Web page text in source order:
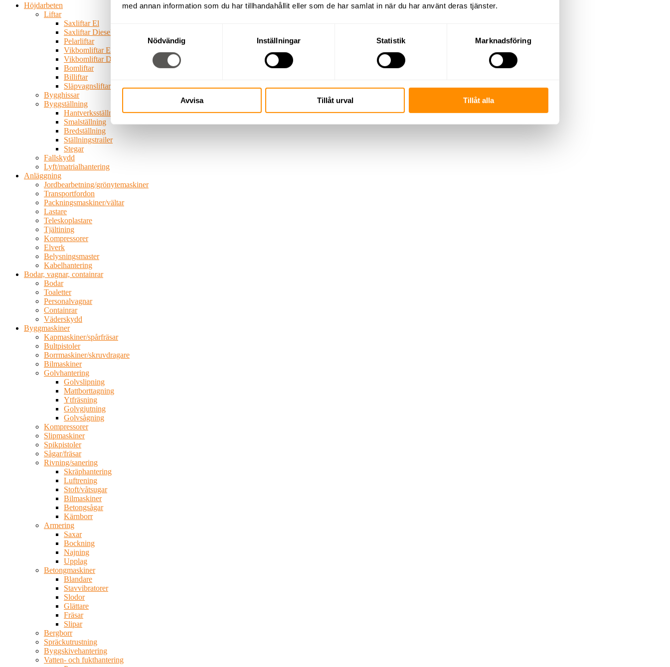
med annan information som du har tillhandahållit eller som de har samlat in när du har använt deras tjänster.
Samtyckesval
Nödvändig
Inställningar Statistik Marknadsföring
Avvisa Tillåt urval Tillåt alla
Höjdarbeten
Liftar
Saxliftar El
Saxliftar Diesel
Pelarliftar
Vikbomliftar El
Vikbomliftar Diesel
Bomliftar
Billiftar
Släpvagnsliftar
Bygghissar
Byggställning
Hantverksställning
Smalställning
Bredställning
Ställningstrailer
Stegar
Fallskydd
Lyft/matrialhantering
Anläggning
Jordbearbetning/grönytemaskiner
Transportfordon
Packningsmaskiner/vältar
Lastare
Teleskoplastare
Tjältining
Kompressorer
Elverk
Belysningsmaster
Kabelhantering
Bodar, vagnar, containrar
Bodar
Toaletter
Personalvagnar
Containrar
Väderskydd
Byggmaskiner
Kapmaskiner/spårfräsar
Bultpistoler
Borrmaskiner/skruvdragare
Bilmaskiner
Golvhantering
Golvslipning
Mattborttagning
Ytfräsning
Golvgjutning
Golvsågning
Kompressorer
Slipmaskiner
Spikpistoler
Sågar/fräsar
Rivning/sanering
Skräphantering
Luftrening
Stoft/våtsugar
Bilmaskiner
Betongsågar
Kärnborr
Armering
Saxar
Bockning
Najning
Upplag
Betongmaskiner
Blandare
Stavvibratorer
Slodor
Glättare
Fräsar
Slipar
Bergborr
Spräckutrustning
Byggskivehantering
Vatten- och fukthantering